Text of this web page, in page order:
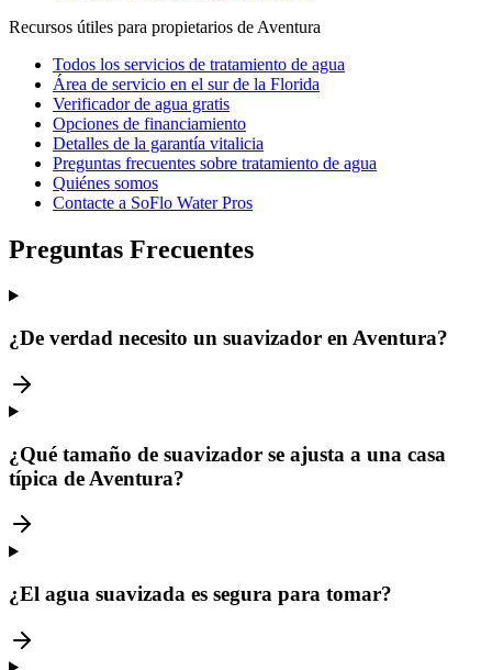
Recursos útiles para propietarios de Aventura
Todos los servicios de tratamiento de agua
Área de servicio en el sur de la Florida
Verificador de agua gratis
Opciones de financiamiento
Detalles de la garantía vitalicia
Preguntas frecuentes sobre tratamiento de agua
Quiénes somos
Contacte a SoFlo Water Pros
Preguntas Frecuentes
¿De verdad necesito un suavizador en Aventura?
¿Qué tamaño de suavizador se ajusta a una casa
típica de Aventura?
¿El agua suavizada es segura para tomar?